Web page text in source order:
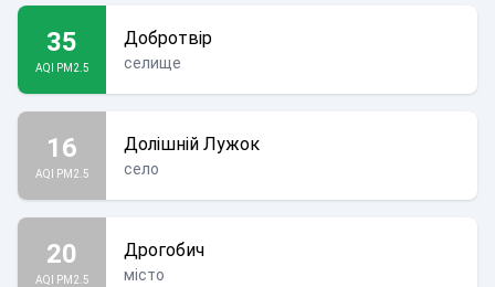
35
AQI PM2.5
Добротвір
селище
16
AQI PM2.5
Долішній Лужок
село
20
AQI PM2.5
Дрогобич
місто